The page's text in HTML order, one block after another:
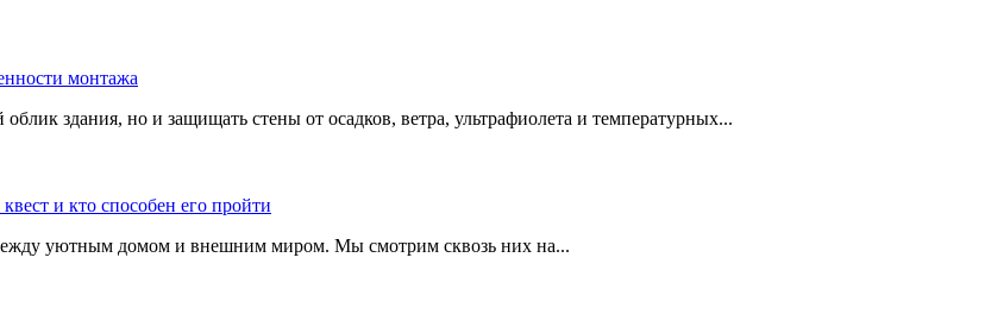
здания, но и защищать стены от осадков, ветра, ультрафиолета и температурных...
уютным домом и внешним миром. Мы смотрим сквозь них на...